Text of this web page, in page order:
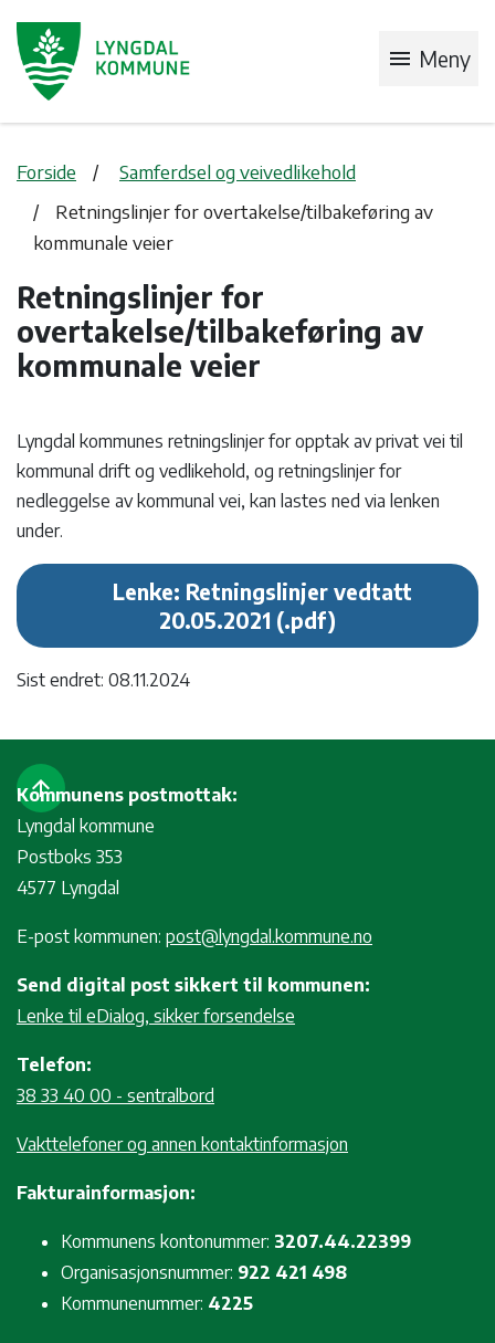
menu Meny
Forside
Samferdsel og veivedlikehold
Retningslinjer for overtakelse/tilbakeføring av
kommunale veier
Retningslinjer for
overtakelse/tilbakeføring av
kommunale veier
Lyngdal kommunes retningslinjer for opptak av privat vei til
kommunal drift og vedlikehold, og retningslinjer for
nedleggelse av kommunal vei, kan lastes ned via lenken
under.
Lenke: Retningslinjer vedtatt
20.05.2021
Sist endret: 08.11.2024
arrow_upward
Kommunens postmottak:
Lyngdal kommune
Postboks 353
4577 Lyngdal
E-post kommunen: post@lyngdal.kommune.no
Send digital post sikkert til kommunen:
Lenke til eDialog, sikker forsendelse
Telefon:
38 33 40 00 - sentralbord
Vakttelefoner og annen kontaktinformasjon
Fakturainformasjon:
Kommunens kontonummer: 3207.44.22399
Organisasjonsnummer: 922 421 498
Kommunenummer: 4225